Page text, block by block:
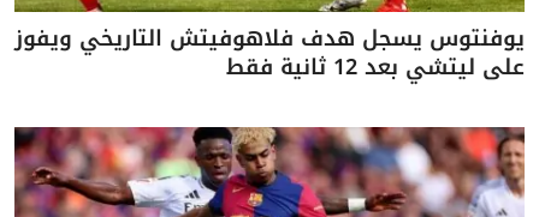
يوفنتوس يسجل هدف فلاهوفيتش التاريخي ويفوز
على ليتشي بعد 12 ثانية فقط